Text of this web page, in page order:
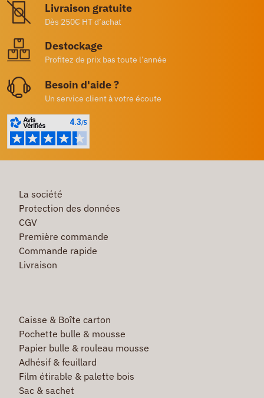
Livraison gratuite
Dès 250€ HT d’achat
Destockage
Profitez de prix bas toute l’année
Besoin d'aide ?
Un service client à votre écoute
La société
Protection des données
CGV
Première commande
Commande rapide
Livraison
Caisse & Boîte carton
Pochette bulle & mousse
Papier bulle & rouleau mousse
Adhésif & feuillard
Film étirable & palette bois
Sac & sachet